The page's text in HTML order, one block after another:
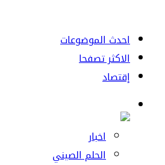
احدث الموضوعات
الاكثر تصفحا
إقتصاد
اخبار
الحلم الصيني